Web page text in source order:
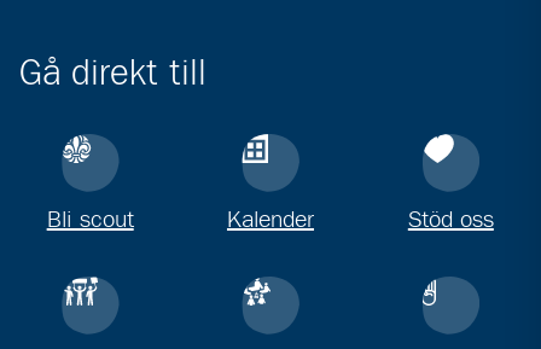
Gå direkt till
Bli scout Kalender Stöd oss